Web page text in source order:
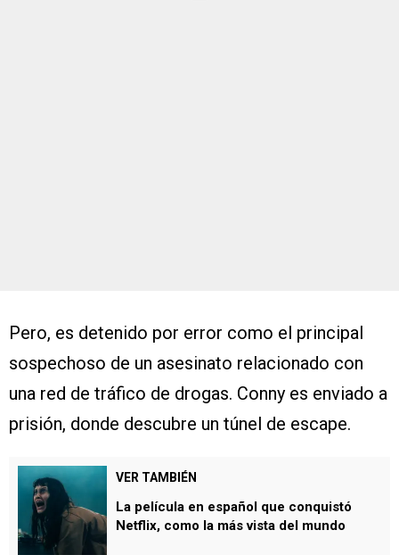
Pero, es detenido por error como el principal
sospechoso de un asesinato relacionado con
una red de tráfico de drogas. Conny es enviado a
prisión, donde descubre un túnel de escape.
VER TAMBIÉN
La película en español que conquistó
Netflix, como la más vista del mundo